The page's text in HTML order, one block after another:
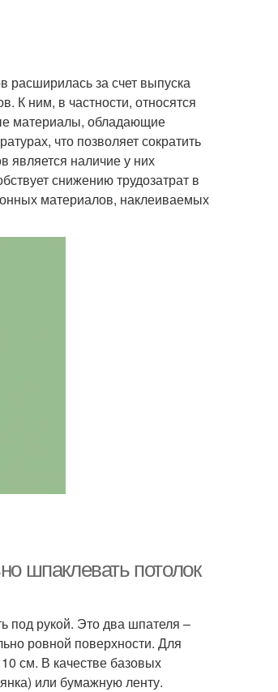
за счет выпуска
К ним, в частности, относятся
материалы, обладающие
что позволяет сократить
является наличие у них
снижению трудозатрат в
материалов, наклеиваемых
шпаклевать потолок
под рукой. Это два шпателя –
ровной поверхности. Для
см. В качестве базовых
или бумажную ленту.